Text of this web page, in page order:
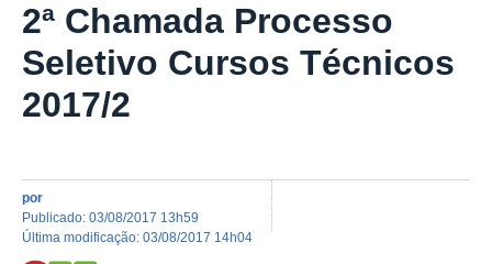
2ª Chamada Processo
Seletivo Cursos Técnicos
2017/2
por
publicado: 03/08/2017 13h59
última modificação: 03/08/2017 14h04